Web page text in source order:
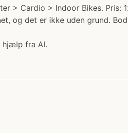
> Cardio > Indoor Bikes.
og det er ikke uden grund.
hjælp fra AI.